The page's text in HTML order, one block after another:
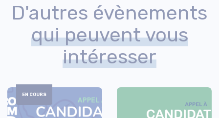
D'autres évènements
qui peuvent vous
intéresser
EN COURS